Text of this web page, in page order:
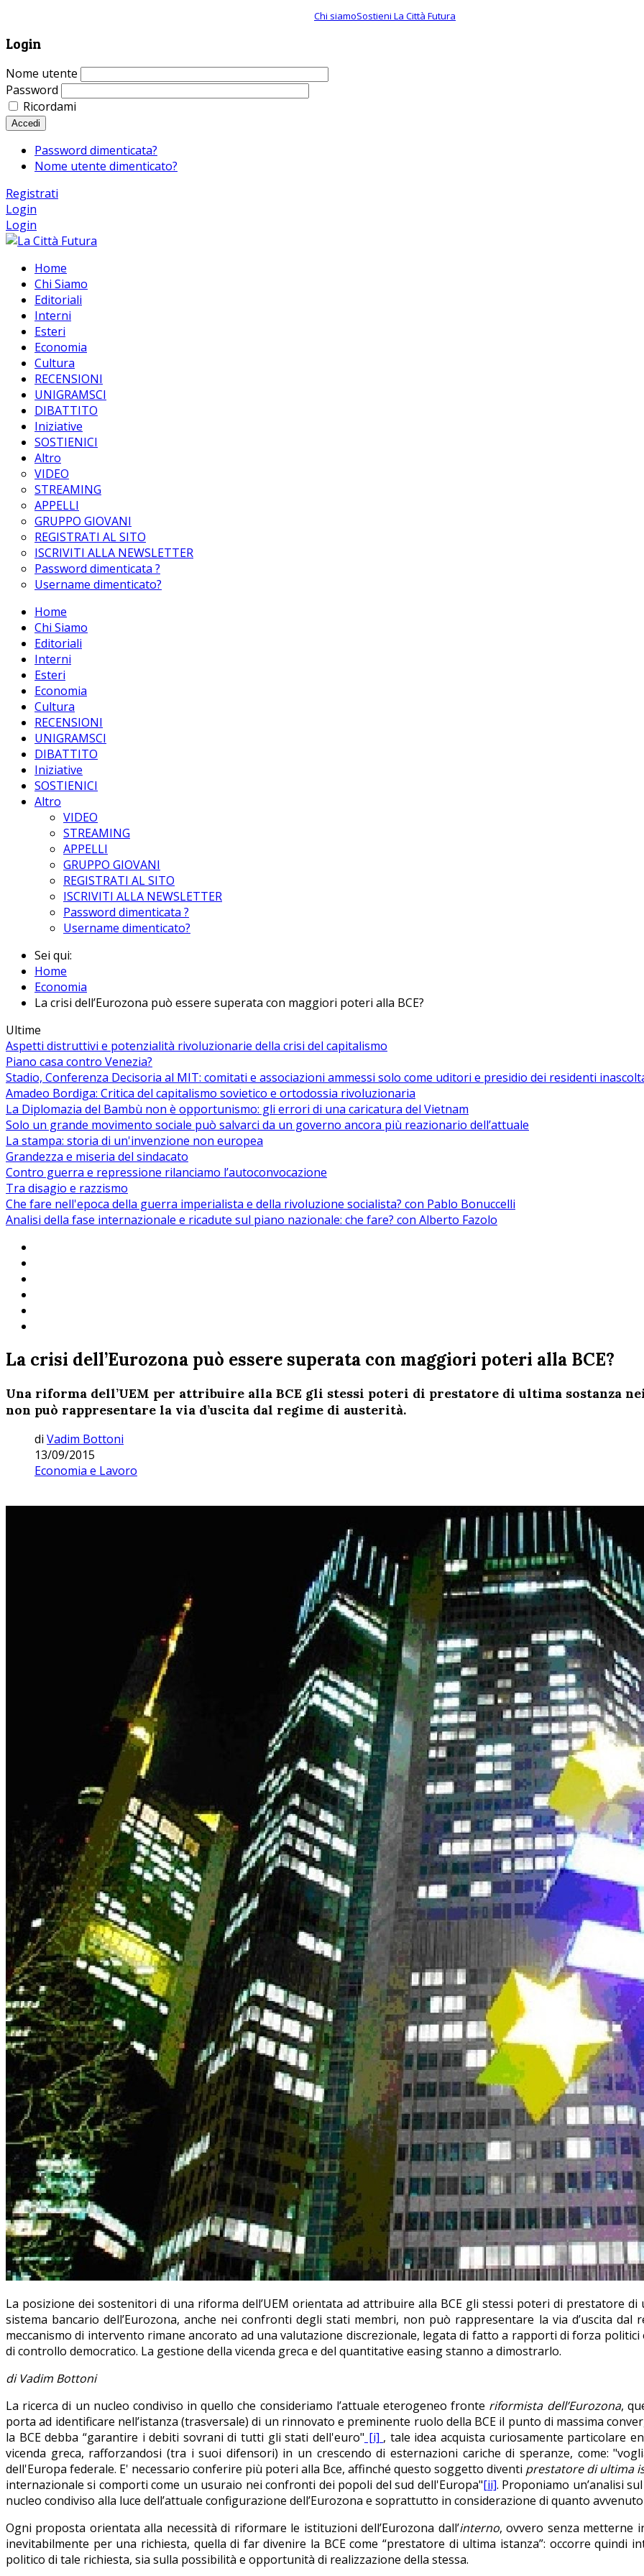
Chi siamoSostieni La Città Futura
Login
Nome utente
Password
Ricordami
Accedi
Password dimenticata?
Nome utente dimenticato?
Registrati
Login
Login
Home
Chi Siamo
Editoriali
Interni
Esteri
Economia
Cultura
RECENSIONI
UNIGRAMSCI
DIBATTITO
Iniziative
SOSTIENICI
Altro
VIDEO
STREAMING
APPELLI
GRUPPO GIOVANI
REGISTRATI AL SITO
ISCRIVITI ALLA NEWSLETTER
Password dimenticata ?
Username dimenticato?
Home
Chi Siamo
Editoriali
Interni
Esteri
Economia
Cultura
RECENSIONI
UNIGRAMSCI
DIBATTITO
Iniziative
SOSTIENICI
Altro
VIDEO
STREAMING
APPELLI
GRUPPO GIOVANI
REGISTRATI AL SITO
ISCRIVITI ALLA NEWSLETTER
Password dimenticata ?
Username dimenticato?
Sei qui:
Home
Economia
La crisi dell’Eurozona può essere superata con maggiori poteri alla BCE?
Ultime
Aspetti distruttivi e potenzialità rivoluzionarie della crisi del capitalismo
Piano casa contro Venezia?
Stadio, Conferenza Decisoria al MIT: comitati e associazioni ammessi solo come uditori e presidio dei residenti
Amadeo Bordiga: Critica del capitalismo sovietico e ortodossia rivoluzionaria
La Diplomazia del Bambù non è opportunismo: gli errori di una caricatura del Vietnam
Solo un grande movimento sociale può salvarci da un governo ancora più reazionario dell’attuale
La stampa: storia di un'invenzione non europea
Grandezza e miseria del sindacato
Contro guerra e repressione rilanciamo l’autoconvocazione
Tra disagio e razzismo
Che fare nell'epoca della guerra imperialista e della rivoluzione socialista? con Pablo Bonuccelli
Analisi della fase internazionale e ricadute sul piano nazionale: che fare? con Alberto Fazolo
La crisi dell’Eurozona può essere superata con maggiori poteri alla BCE?
Una riforma dell’UEM per attribuire alla BCE gli stessi poteri di prestatore di ultima sostanza
non può rappresentare la via d’uscita dal regime di austerità.
di Vadim Bottoni
13/09/2015
Economia e Lavoro
La posizione dei sostenitori di una riforma dell’UEM orientata ad attribuire alla BCE gli stessi poteri di prestatore
sistema bancario dell’Eurozona, anche nei confronti degli stati membri, non può rappresentare la via d’uscita
meccanismo di intervento rimane ancorato ad una valutazione discrezionale, legata di fatto a rapporti di forza
di controllo democratico. La gestione della vicenda greca e del quantitative easing stanno a dimostrarlo.
di Vadim Bottoni
La ricerca di un nucleo condiviso in quello che consideriamo l’attuale eterogeneo fronte riformista dell’Eurozona,
porta ad identificare nell’istanza (trasversale) di un rinnovato e preminente ruolo della BCE il punto di massima
la BCE debba “garantire i debiti sovrani di tutti gli stati dell'euro" [i] , tale idea acquista curiosamente particolare
vicenda greca, rafforzandosi (tra i suoi difensori) in un crescendo di esternazioni cariche di speranze, come:
dell'Europa federale. E' necessario conferire più poteri alla Bce, affinché questo soggetto diventi prestatore di ultima
internazionale si comporti come un usuraio nei confronti dei popoli del sud dell'Europa"[ii]. Proponiamo un’analisi
nucleo condiviso alla luce dell’attuale configurazione dell’Eurozona e soprattutto in considerazione di quanto
Ogni proposta orientata alla necessità di riformare le istituzioni dell’Eurozona dall’interno, ovvero senza metterne
inevitabilmente per una richiesta, quella di far divenire la BCE come “prestatore di ultima istanza”: occorre quindi
politico di tale richiesta, sia sulla possibilità e opportunità di realizzazione della stessa.